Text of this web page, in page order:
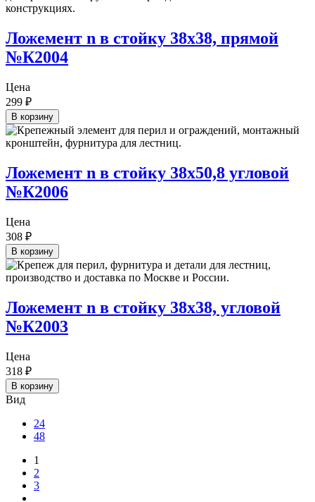
Ложемент n в стойку 38х38, прямой
№К2004
Цена
299 ₽
В корзину
Ложемент n в стойку 38х50,8 угловой
№К2006
Цена
308 ₽
В корзину
Ложемент n в стойку 38х38, угловой
№К2003
Цена
318 ₽
В корзину
Вид
24
48
1
2
3